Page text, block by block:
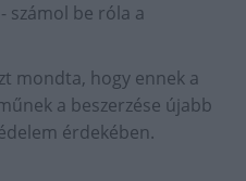
számol be róla a
mondta, hogy ennek a
a beszerzése újabb
érdekében.